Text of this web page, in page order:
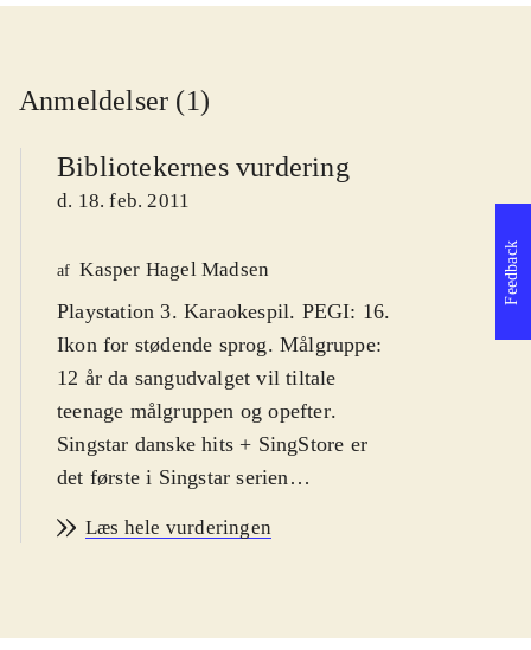
Anmeldelser (1)
Bibliotekernes vurdering
d. 18. feb. 2011
af Kasper Hagel Madsen
Playstation 3. Karaokespil. PEGI: 16.
Ikon for stødende sprog. Målgruppe:
12 år da sangudvalget vil tiltale
teenage målgruppen og opefter.
Singstar danske hits + SingStore er
det første i Singstar serien
med på primært ny-klassikere af
hits af fx Cut n' Move og Poul Krebs
Læs hele vurderingen
Feedback